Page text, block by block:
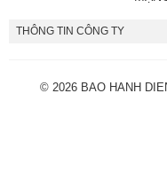
THÔNG TIN CÔNG TY
© 2026 BAO HANH